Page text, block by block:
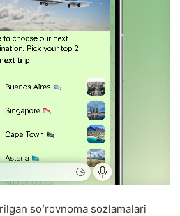
soʻrovnoma sozlamalari